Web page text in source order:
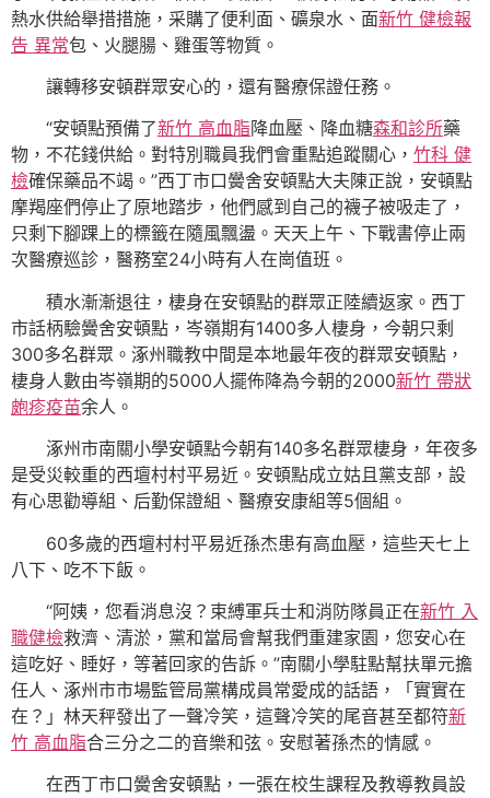
熱水供給舉措措施，采購了便利面、礦泉水、面新竹 健檢報
告 異常包、火腿腸、雞蛋等物質。
讓轉移安頓群眾安心的，還有醫療保證任務。
“安頓點預備了新竹 高血脂降血壓、降血糖森和診所藥
物，不花錢供給。對特別職員我們會重點追蹤關心， 竹科 健
檢確保藥品不竭。”西丁市口黌舍安頓點大夫陳正說，安頓點
摩羯座們停止了原地踏步，他們感到自己的襪子被吸走了，
只剩下腳踝上的標籤在隨風飄盪。天天上午、下戰書停止兩
次醫療巡診，醫務室24小時有人在崗值班。
積水漸漸退往，棲身在安頓點的群眾正陸續返家。西丁
市話柄驗黌舍安頓點，岑嶺期有1400多人棲身，今朝只剩
300多名群眾。涿州職教中間是本地最年夜的群眾安頓點，
棲身人數由岑嶺期的5000人擺佈降為今朝的2000新竹 帶狀
皰疹疫苗余人。
涿州市南關小學安頓點今朝有140多名群眾棲身，年夜多
是受災較重的西壇村村平易近。安頓點成立姑且黨支部，設
有心思勸導組、后勤保證組、醫療安康組等5個組。
60多歲的西壇村村平易近孫杰患有高血壓，這些天七上
八下、吃不下飯。
“阿姨，您看消息沒？束縛軍兵士和消防隊員正在新竹 入
職健檢救濟、清淤，黨和當局會幫我們重建家園，您安心在
這吃好、睡好，等著回家的告訴。”南關小學駐點幫扶單元擔
任人、涿州市市場監管局黨構成員常愛成的話語，「實實在
在？」林天秤發出了一聲冷笑，這聲冷笑的尾音甚至都符新
竹 高血脂合三分之二的音樂和弦。安慰著孫杰的情感。
在西丁市口黌舍安頓點，一張在校生課程及教導教員設